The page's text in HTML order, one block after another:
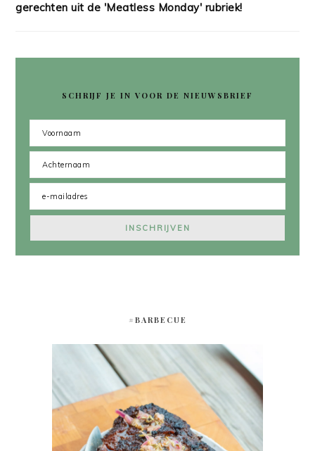
gerechten uit de 'Meatless Monday' rubriek!
SCHRIJF JE IN VOOR DE NIEUWSBRIEF
#BARBECUE